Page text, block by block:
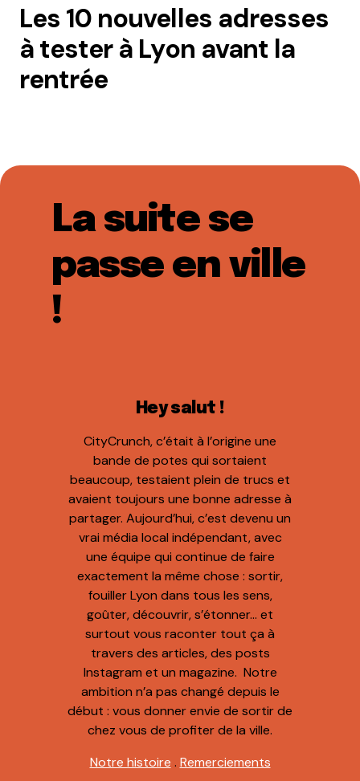
Les 10 nouvelles adresses
à tester à Lyon avant la
rentrée
La suite se
passe en ville
!
Hey salut !
CityCrunch, c’était à l’origine une
bande de potes qui sortaient
beaucoup, testaient plein de trucs et
avaient toujours une bonne adresse à
partager. Aujourd’hui, c’est devenu un
vrai média local indépendant, avec
une équipe qui continue de faire
exactement la même chose : sortir,
fouiller Lyon dans tous les sens,
goûter, découvrir, s’étonner… et
surtout vous raconter tout ça à
travers des articles, des posts
Instagram et un magazine. Notre
ambition n’a pas changé depuis le
début : vous donner envie de sortir de
chez vous de profiter de la ville.
Notre histoire . Remerciements